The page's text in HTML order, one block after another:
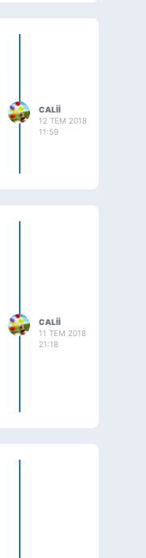
CALII
12 TEM 2018
11:59
CALII
11 TEM 2018
21:18